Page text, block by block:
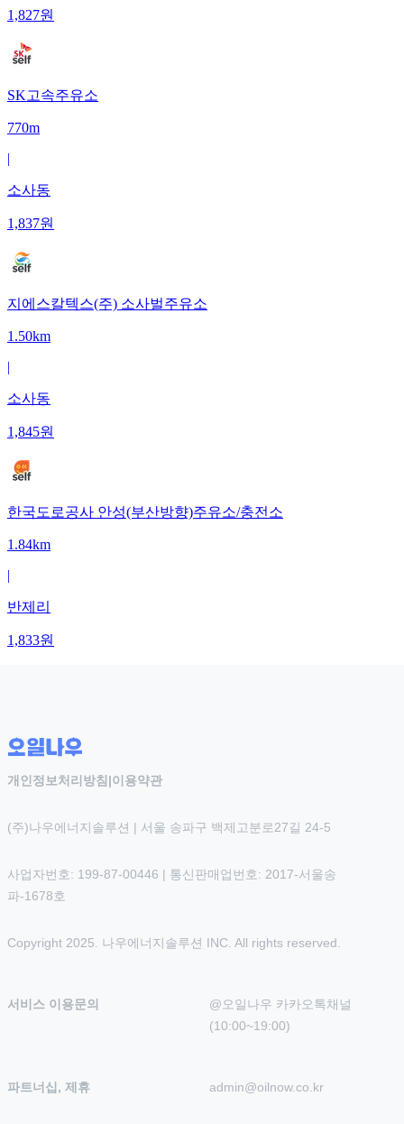
1,827원
SK고속주유소
770m
|
소사동
1,837원
지에스칼텍스(주) 소사벌주유소
1.50km
|
소사동
1,845원
한국도로공사 안성(부산방향)주유소/충전소
1.84km
|
반제리
1,833원
개인정보처리방침 |이용약관
(주)나우에너지솔루션 | 서울 송파구 백제고분로27길 24-5
사업자번호: 199-87-00446 | 통신판매업번호: 2017-서울송
파-1678호
Copyright 2025. 나우에너지솔루션 INC. All rights reserved.
서비스 이용문의
@오일나우 카카오톡채널
(10:00~19:00)
파트너십, 제휴 admin@oilnow.co.kr